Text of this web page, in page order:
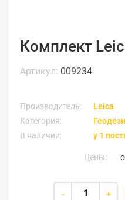
Комплект
Артикул: 009234
Производитель:
Leica
Категория:
В наличии:
у 1
Цены:
- +